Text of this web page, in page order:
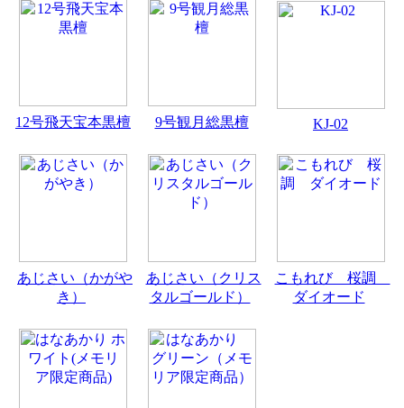
12号飛天宝本黒檀 9号観月総黒檀 KJ-02
あじさい（かがや
き）
あじさい（クリス
タルゴールド）
こもれび 桜調
ダイオード